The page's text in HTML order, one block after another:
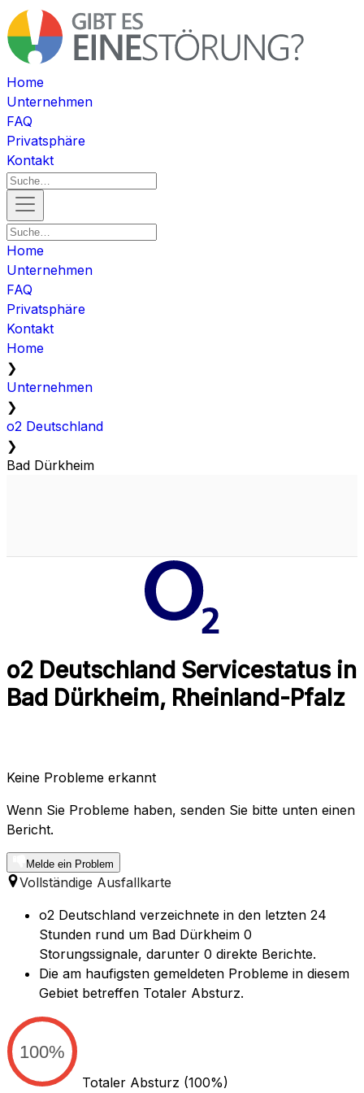
Home
Unternehmen
FAQ
Privatsphäre
Kontakt
Home
Unternehmen
FAQ
Privatsphäre
Kontakt
Home
❯
Unternehmen
❯
o2 Deutschland
❯
Bad Dürkheim
o2 Deutschland Servicestatus in
Bad Dürkheim, Rheinland-Pfalz
Keine Probleme erkannt
Wenn Sie Probleme haben, senden Sie bitte unten einen
Bericht.
Melde ein Problem
Vollständige Ausfallkarte
o2 Deutschland verzeichnete in den letzten 24
Stunden rund um Bad Dürkheim 0
Storungssignale, darunter 0 direkte Berichte.
Die am haufigsten gemeldeten Probleme in diesem
Gebiet betreffen Totaler Absturz.
100%
Totaler Absturz (100%)